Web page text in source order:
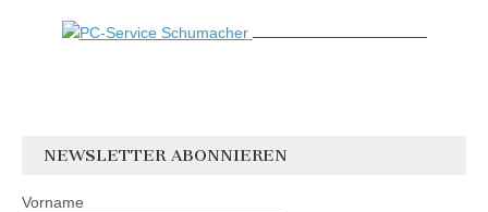
NEWSLETTER ABONNIEREN
Vorname